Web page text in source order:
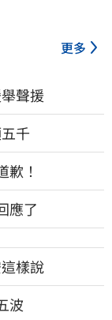
更多
聲援
千
！
應了
樣說
波